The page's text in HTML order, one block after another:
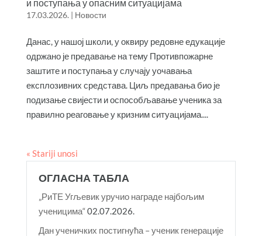
и поступања у опасним ситуацијама
17.03.2026. | Новости
Данас, у нашој школи, у оквиру редовне едукације
одржано је предавање на тему Противпожарне
заштите и поступања у случају уочавања
експлозивних средстава. Циљ предавања био је
подизање свијести и оспособљавање ученика за
правилно реаговање у кризним ситуацијама....
« Stariji unosi
ОГЛАСНА ТАБЛА
„РиТЕ Угљевик уручио награде најбољим
ученицима“02.07.2026.
Дан ученичких постигнућа – ученик генерације